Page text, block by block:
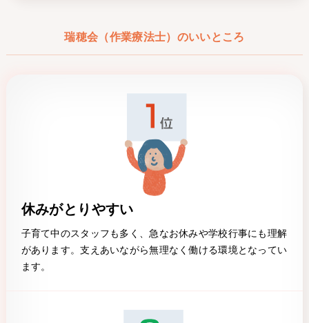
瑞穂会（作業療法士）のいいところ
休みがとりやすい
子育て中のスタッフも多く、急なお休みや学校行事にも理解
があります。支えあいながら無理なく働ける環境となってい
ます。